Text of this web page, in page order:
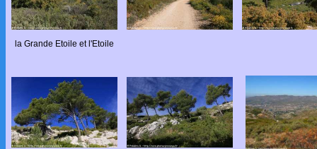
la Grande Etoile et l'Etoile